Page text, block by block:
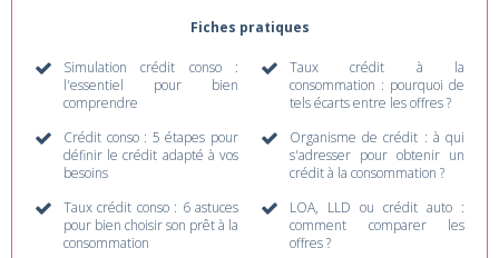
Fiches pratiques
Simulation crédit conso :
l'essentiel pour bien
comprendre
Taux crédit à la
consommation : pourquoi de
tels écarts entre les offres ?
Crédit conso : 5 étapes pour
définir le crédit adapté à vos
besoins
Organisme de crédit : à qui
s'adresser pour obtenir un
crédit à la consommation ?
Taux crédit conso : 6 astuces
pour bien choisir son prêt à la
consommation
LOA, LLD ou crédit auto :
comment comparer les
offres ?